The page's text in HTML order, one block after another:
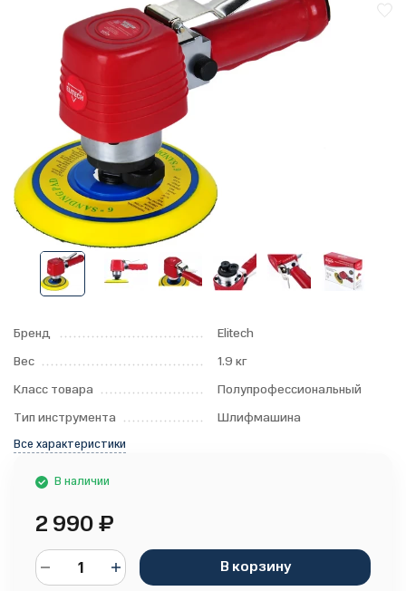
Бренд
Elitech
Вес
1.9 кг
Класс товара
Полупрофессиональный
Тип инструмента
Шлифмашина
Все характеристики
В наличии
2 990₽
В корзину